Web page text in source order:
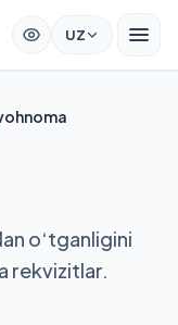
UZ
o‘tganligini
rekvizitlar.